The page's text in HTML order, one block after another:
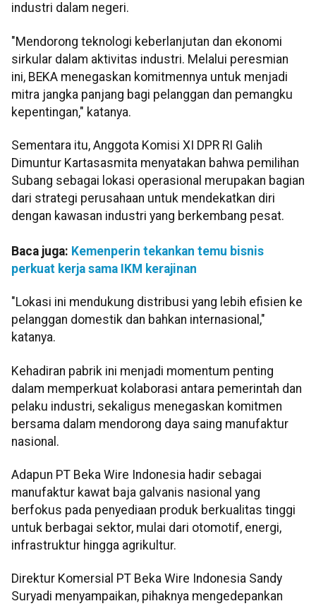
industri dalam negeri.
"Mendorong teknologi keberlanjutan dan ekonomi
sirkular dalam aktivitas industri. Melalui peresmian
ini, BEKA menegaskan komitmennya untuk menjadi
mitra jangka panjang bagi pelanggan dan pemangku
kepentingan," katanya.
Sementara itu, Anggota Komisi XI DPR RI Galih
Dimuntur Kartasasmita menyatakan bahwa pemilihan
Subang sebagai lokasi operasional merupakan bagian
dari strategi perusahaan untuk mendekatkan diri
dengan kawasan industri yang berkembang pesat.
Baca juga: Kemenperin tekankan temu bisnis
perkuat kerja sama IKM kerajinan
"Lokasi ini mendukung distribusi yang lebih efisien ke
pelanggan domestik dan bahkan internasional,"
katanya.
Kehadiran pabrik ini menjadi momentum penting
dalam memperkuat kolaborasi antara pemerintah dan
pelaku industri, sekaligus menegaskan komitmen
bersama dalam mendorong daya saing manufaktur
nasional.
Adapun PT Beka Wire Indonesia hadir sebagai
manufaktur kawat baja galvanis nasional yang
berfokus pada penyediaan produk berkualitas tinggi
untuk berbagai sektor, mulai dari otomotif, energi,
infrastruktur hingga agrikultur.
Direktur Komersial PT Beka Wire Indonesia Sandy
Suryadi menyampaikan, pihaknya mengedepankan